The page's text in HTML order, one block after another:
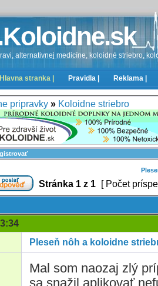
alternativnej medicíne, koloidné striebro,
Hlavna stranka | Pravidla | Reklama |
pripravky » Koloidne striebro
Stránka 1 z 1 [ Počet
Pleseň nôh a koloidne
Mal som naozaj zlý
sa snažil aplikovať